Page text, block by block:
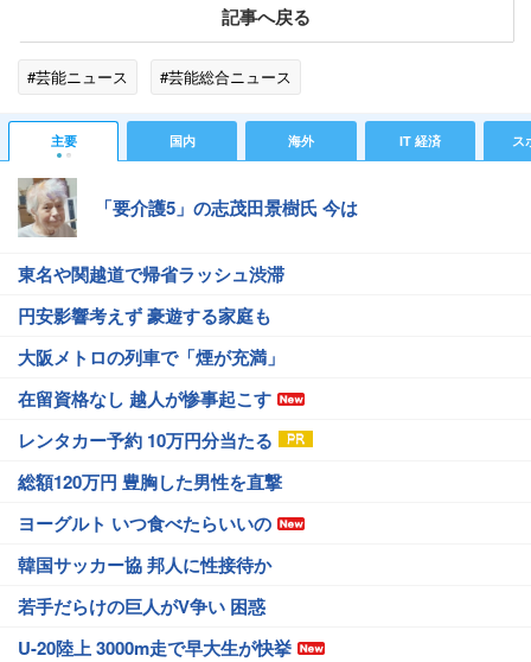
記事へ戻る
#芸能ニュース #芸能総合ニュース
主要 国内 海外 IT 経済 ス
「要介護5」の志茂田景樹氏 今は
東名や関越道で帰省ラッシュ渋滞
円安影響考えず 豪遊する家庭も
大阪メトロの列車で「煙が充満」
在留資格なし 越人が惨事起こす
レンタカー予約 10万円分当たる
総額120万円 豊胸した男性を直撃
ヨーグルト いつ食べたらいいの
韓国サッカー協 邦人に性接待か
若手だらけの巨人がV争い 困惑
U-20陸上 3000m走で早大生が快挙